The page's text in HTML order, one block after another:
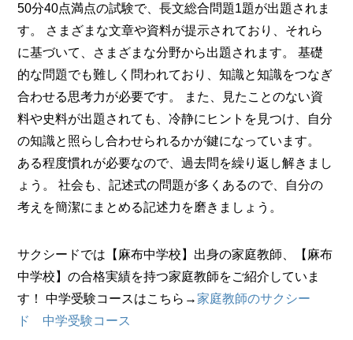
50分40点満点の試験で、長文総合問題1題が出題されま
す。 さまざまな文章や資料が提示されており、それら
に基づいて、さまざまな分野から出題されます。 基礎
的な問題でも難しく問われており、知識と知識をつなぎ
合わせる思考力が必要です。 また、見たことのない資
料や史料が出題されても、冷静にヒントを見つけ、自分
の知識と照らし合わせられるかが鍵になっています。
ある程度慣れが必要なので、過去問を繰り返し解きまし
ょう。 社会も、記述式の問題が多くあるので、自分の
考えを簡潔にまとめる記述力を磨きましょう。
サクシードでは【麻布中学校】出身の家庭教師、【麻布
中学校】の合格実績を持つ家庭教師をご紹介していま
す！ 中学受験コースはこちら→ 家庭教師のサクシー
ド 中学受験コース